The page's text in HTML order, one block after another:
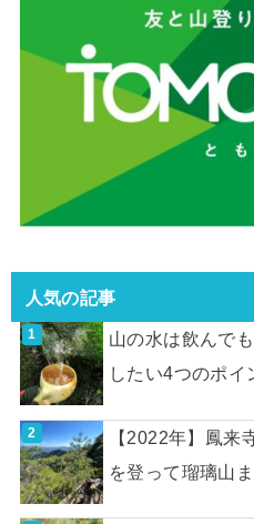
人気の記事
山の水は飲んで
したい4つのポイ
【2022年】鳳来
を登って瑠璃山